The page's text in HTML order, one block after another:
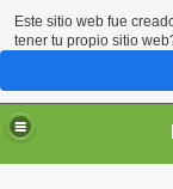
Este sitio web fue
tener tu propio sitio